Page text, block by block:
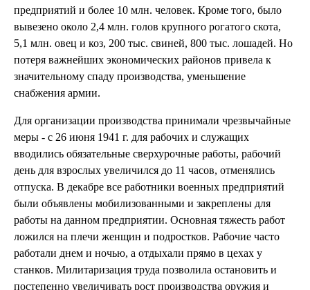
предприятий и более 10 млн. человек. Кроме того, было
вывезено около 2,4 млн. голов крупного рогатого скота,
5,1 млн. овец и коз, 200 тыс. свиней, 800 тыс. лошадей. Но
потеря важнейших экономических районов привела к
значительному спаду производства, уменьшение
снабжения армии.
Для организации производства принимали чрезвычайные
меры - с 26 июня 1941 г. для рабочих и служащих
вводились обязательные сверхурочные работы, рабочий
день для взрослых увеличился до 11 часов, отменялись
отпуска. В декабре все работники военных предприятий
были объявлены мобилизованными и закреплены для
работы на данном предприятии. Основная тяжесть работ
ложился на плечи женщин и подростков. Рабочие часто
работали днем и ночью, а отдыхали прямо в цехах у
станков. Милитаризация труда позволила остановить и
постепенно увеличивать рост производства оружия и